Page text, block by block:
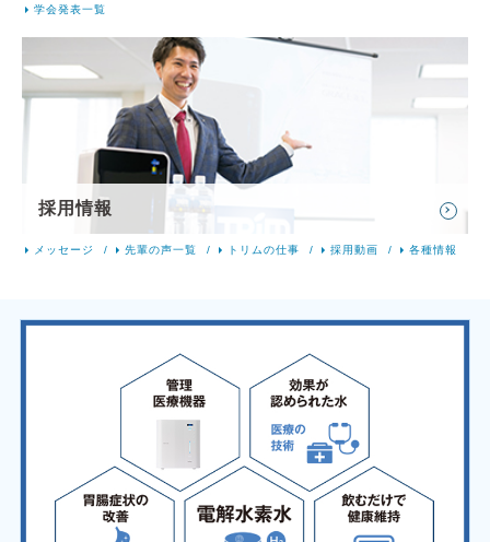
学会発表一覧
採用情報
メッセージ 先輩の声一覧 トリムの仕事 採用動画 各種情報